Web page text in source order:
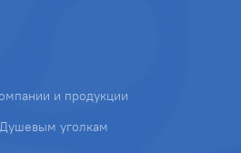
и продукции
уголкам